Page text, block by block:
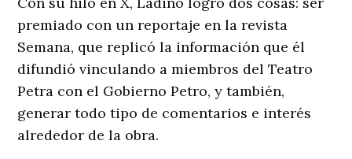
premiado con un reportaje en la revista
Semana, que replicó la información que él
difundió vinculando a miembros del Teatro
Petra con el Gobierno Petro, y también,
generar todo tipo de comentarios e interés
alrededor de la obra.